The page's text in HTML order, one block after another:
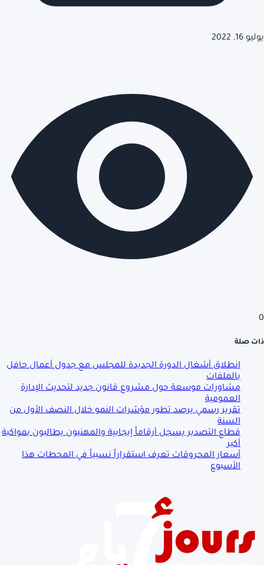
يوليو 16, 2022
0
ذات صلة
انطلاق أشغال الدورة الجديدة للمجلس مع جدول أعمال حافل
بالملفات
مشاورات موسعة حول مشروع قانون جديد لتحديث الإدارة
العمومية
تقرير رسمي يرصد تطور مؤشرات النمو خلال النصف الأول من
السنة
قطاع التصدير يسجل أرقاماً إيجابية والمهنيون يطالبون بمواكبة
أكبر
أسعار المحروقات تعرف استقراراً نسبياً في المحطات هذا
الأسبوع